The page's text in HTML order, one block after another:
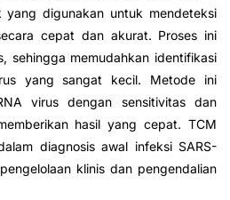
yang digunakan untuk mendeteksi
cepat dan akurat. Proses ini
sehingga memudahkan identifikasi
yang sangat kecil. Metode ini
virus dengan sensitivitas dan
hasil yang cepat. TCM
diagnosis awal infeksi SARS-
klinis dan pengendalian